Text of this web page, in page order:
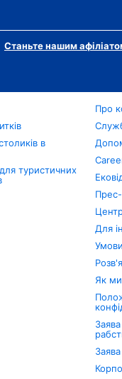
Станьте нашим
в
туристичних
Про
Для
Як